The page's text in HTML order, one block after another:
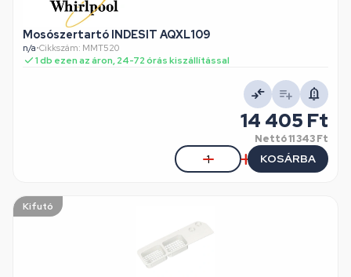
Mosószertartó INDESIT AQXL109
n/a•Cikkszám: MMT520
1 db ezen az áron, 24-72 órás kiszállítással
14 405 Ft
Nettó11 343 Ft
KOSÁRBA
Kifutó